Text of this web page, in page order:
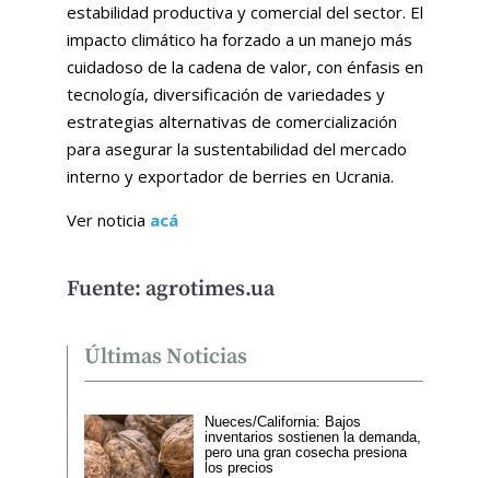
estabilidad productiva y comercial del sector. El
impacto climático ha forzado a un manejo más
cuidadoso de la cadena de valor, con énfasis en
tecnología, diversificación de variedades y
estrategias alternativas de comercialización
para asegurar la sustentabilidad del mercado
interno y exportador de berries en Ucrania.
Ver noticia acá
Fuente: agrotimes.ua
Últimas Noticias
Nueces/California: Bajos
inventarios sostienen la demanda,
pero una gran cosecha presiona
los precios